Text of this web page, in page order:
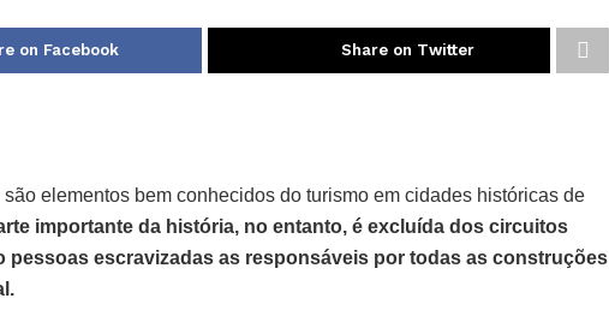
on Facebook Share on Twitter
elementos bem conhecidos do turismo em cidades históricas de
importante da história, no entanto, é excluída dos circuitos
pessoas escravizadas as responsáveis por todas as construções